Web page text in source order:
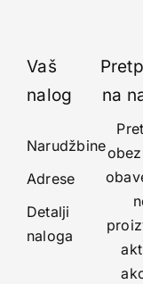
Vaš
nalog
Narudžbine
Adrese
Detalji
naloga
na